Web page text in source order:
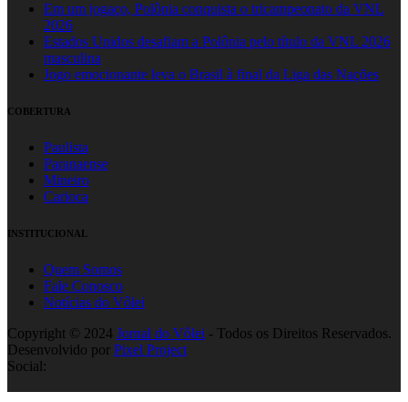
Em um jogaço, Polônia conquista o tricampeonato da VNL
2026
Estados Unidos desafiam a Polônia pelo título da VNL 2026
masculina
Jogo emocionante leva o Brasil à final da Liga das Nações
COBERTURA
Paulista
Paranaense
Mineiro
Carioca
INSTITUCIONAL
Quem Somos
Fale Conosco
Notícias do Vôlei
Copyright © 2024 Jornal do Vôlei - Todos os Direitos Reservados.
Desenvolvido por Pixel Project
Social: